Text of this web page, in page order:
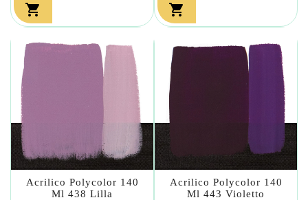
 
Acrilico Polycolor 140
Ml 438 Lilla
Acrilico Polycolor 140
Ml 443 Violetto